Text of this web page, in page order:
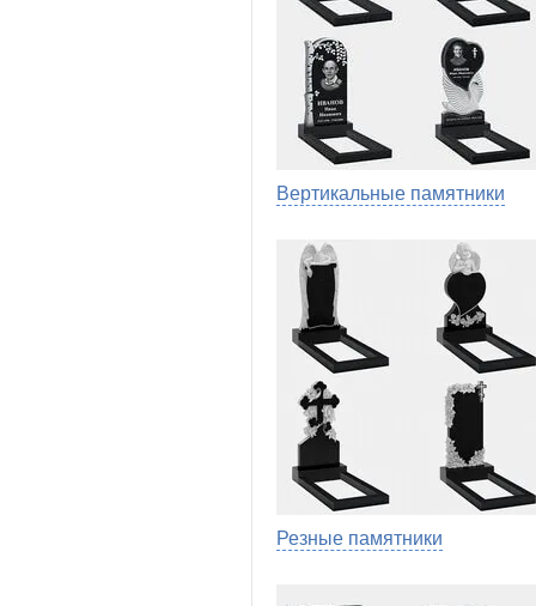
Вертикальные памятники
Резные памятники